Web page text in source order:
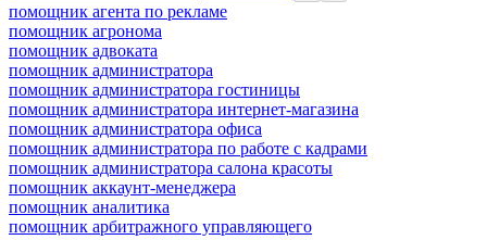
помощник агента по рекламе
помощник агронома
помощник адвоката
помощник администратора
помощник администратора гостиницы
помощник администратора интернет-магазина
помощник администратора офиса
помощник администратора по работе с кадрами
помощник администратора салона красоты
помощник аккаунт-менеджера
помощник аналитика
помощник арбитражного управляющего